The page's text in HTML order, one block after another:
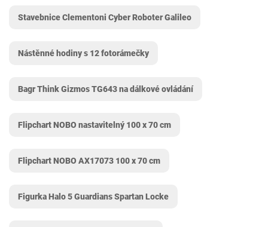
Stavebnice Clementoni Cyber Roboter Galileo
Nástěnné hodiny s 12 fotorámečky
Bagr Think Gizmos TG643 na dálkové ovládání
Flipchart NOBO nastavitelný 100 x 70 cm
Flipchart NOBO AX17073 100 x 70 cm
Figurka Halo 5 Guardians Spartan Locke